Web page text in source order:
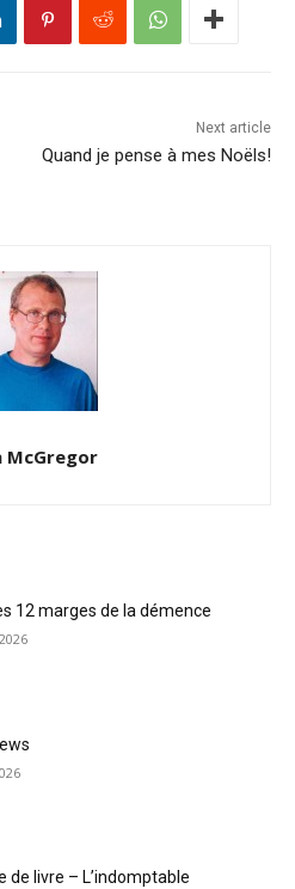
Next article
Quand je pense à mes Noëls!
McGregor
12 marges de la démence
de livre – L’indomptable